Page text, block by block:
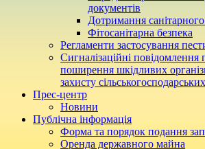
документів
Дотримання
Фітосанітарна безпека
Регламенти застосування
Сигналізаційні повідомлення
поширення шкідливих
захисту
Прес-центр
Новини
Публічна інформація
Форма та порядок подання
Оренда державного майна